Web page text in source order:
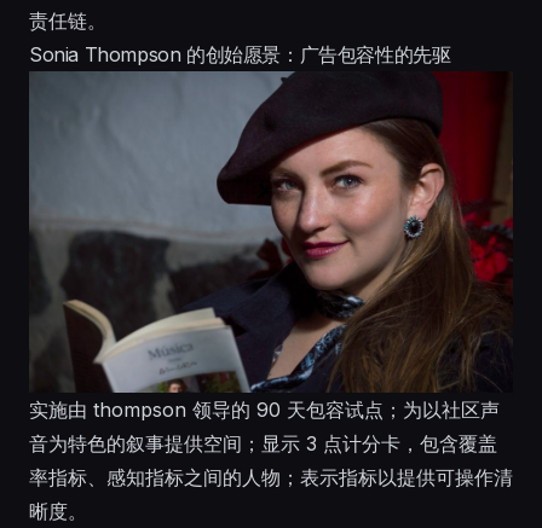
责任链。
Sonia Thompson 的创始愿景：广告包容性的先驱
实施由 thompson 领导的 90 天包容试点；为以社区声
音为特色的叙事提供空间；显示 3 点计分卡，包含覆盖
率指标、感知指标之间的人物；表示指标以提供可操作清
晰度。